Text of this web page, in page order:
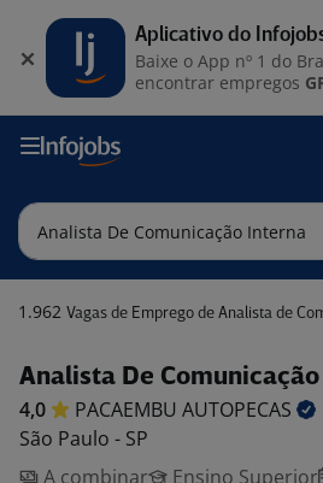
1.962 Vagas de Emprego de Analista de
Analista De
4,0 PACAEMBU AUTOPECAS
São Paulo - SP
A combinar
Ensino Superior
Aplicativo do
Baixe o App nº 1 do
encontrar empregos